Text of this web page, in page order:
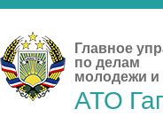
Главное
по делам
молодежи и
АТО